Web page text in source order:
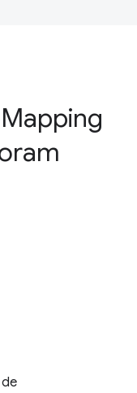
Mapping